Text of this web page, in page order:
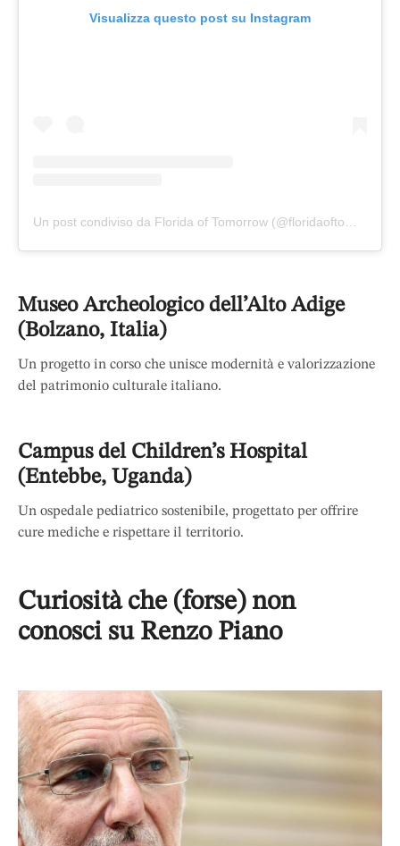
Visualizza questo post su Instagram
Museo Archeologico dell’Alto Adige
(Bolzano, Italia)
Un progetto in corso che unisce modernità e valorizzazione
del patrimonio culturale italiano.
Campus del Children’s Hospital
(Entebbe, Uganda)
Un ospedale pediatrico sostenibile, progettato per offrire
cure mediche e rispettare il territorio.
Curiosità che (forse) non
conosci su Renzo Piano